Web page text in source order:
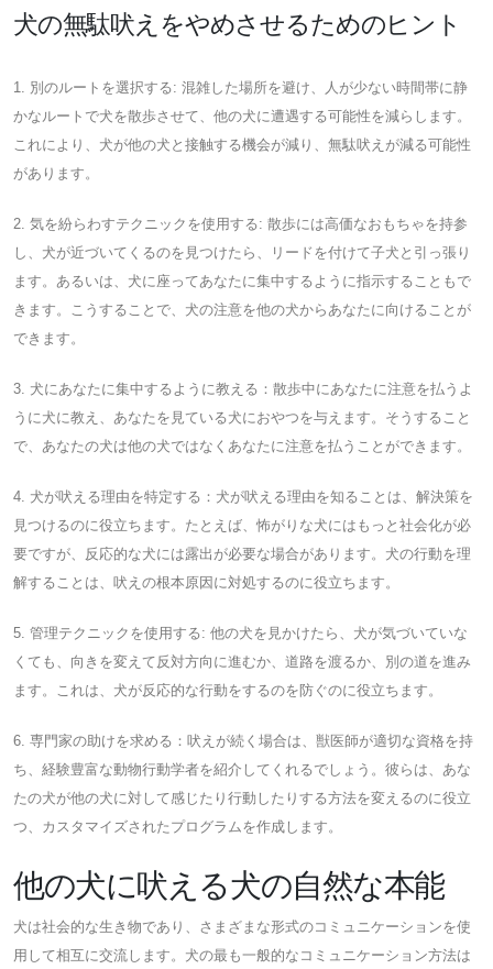
犬の無駄吠えをやめさせるためのヒント
1. 別のルートを選択する: 混雑した場所を避け、人が少ない時間帯に静
かなルートで犬を散歩させて、他の犬に遭遇する可能性を減らします。
これにより、犬が他の犬と接触する機会が減り、無駄吠えが減る可能性
があります。
2. 気を紛らわすテクニックを使用する: 散歩には高価なおもちゃを持参
し、犬が近づいてくるのを見つけたら、リードを付けて子犬と引っ張り
ます。あるいは、犬に座ってあなたに集中するように指示することもで
きます。こうすることで、犬の注意を他の犬からあなたに向けることが
できます。
3. 犬にあなたに集中するように教える：散歩中にあなたに注意を払うよ
うに犬に教え、あなたを見ている犬におやつを与えます。そうすること
で、あなたの犬は他の犬ではなくあなたに注意を払うことができます。
4. 犬が吠える理由を特定する：犬が吠える理由を知ることは、解決策を
見つけるのに役立ちます。たとえば、怖がりな犬にはもっと社会化が必
要ですが、反応的な犬には露出が必要な場合があります。犬の行動を理
解することは、吠えの根本原因に対処するのに役立ちます。
5. 管理テクニックを使用する: 他の犬を見かけたら、犬が気づいていな
くても、向きを変えて反対方向に進むか、道路を渡るか、別の道を進み
ます。これは、犬が反応的な行動をするのを防ぐのに役立ちます。
6. 専門家の助けを求める：吠えが続く場合は、獣医師が適切な資格を持
ち、経験豊富な動物行動学者を紹介してくれるでしょう。彼らは、あな
たの犬が他の犬に対して感じたり行動したりする方法を変えるのに役立
つ、カスタマイズされたプログラムを作成します。
他の犬に吠える犬の自然な本能
犬は社会的な生き物であり、さまざまな形式のコミュニケーションを使
用して相互に交流します。犬の最も一般的なコミュニケーション方法は